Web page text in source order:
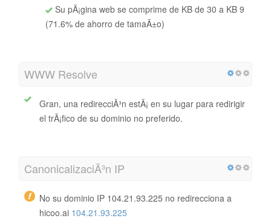
Su pÃ¡gina web se comprime de KB de 30 a KB 9
(71.6% de ahorro de tamaÃ±o)
WWW Resolve
Gran, una redirecciÃ³n estÃ¡ en su lugar para redirigir
el trÃ¡fico de su dominio no preferido.
CanonicalizaciÃ³n IP
No su dominio IP 104.21.93.225 no redirecciona a
hicoo.ai 104.21.93.225